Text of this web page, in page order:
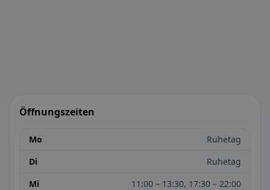
Öffnungszeiten
Mo
Ruhetag
Di
Ruhetag
Mi
11:00 – 13:30, 17:30 – 22:00